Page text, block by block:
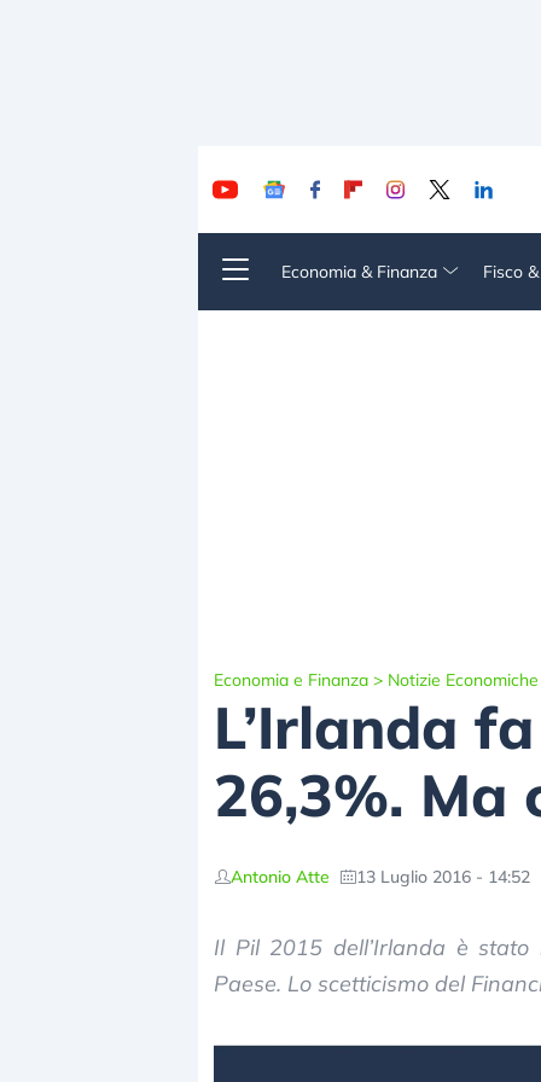
Economia & Finanza Fisco
Economia e Finanza > Notizie Economiche
L’Irlanda
26,3%. Ma
Antonio Atte 13 Luglio 2016 - 14:52
Il Pil 2015 dell’Irlanda è
Paese. Lo scetticismo del